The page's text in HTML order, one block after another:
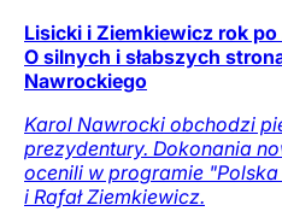
Lisicki i Ziemkiewicz rok
O silnych i słabszych
Nawrockiego
Karol Nawrocki obchodzi
prezydentury. Dokonania
ocenili w programie "Polska
i Rafał Ziemkiewicz.